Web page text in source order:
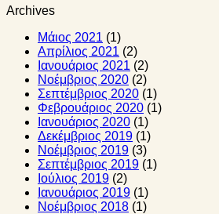
Archives
Μάιος 2021 (1)
Απρίλιος 2021 (2)
Ιανουάριος 2021 (2)
Νοέμβριος 2020 (2)
Σεπτέμβριος 2020 (1)
Φεβρουάριος 2020 (1)
Ιανουάριος 2020 (1)
Δεκέμβριος 2019 (1)
Νοέμβριος 2019 (3)
Σεπτέμβριος 2019 (1)
Ιούλιος 2019 (2)
Ιανουάριος 2019 (1)
Νοέμβριος 2018 (1)